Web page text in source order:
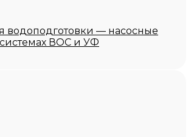
водоподготовки — насосные
ВОС и УФ